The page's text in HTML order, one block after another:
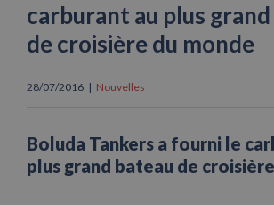
carburant au plus
de croisière du monde
28/07/2016 | Nouvelles
Boluda Tankers a fourni le
plus grand bateau de